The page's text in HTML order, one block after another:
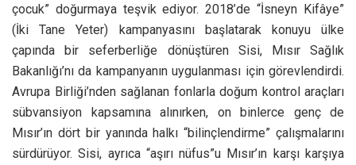
çocuk” doğurmaya teşvik ediyor. 2018’de “İsneyn Kifâye”
(İki Tane Yeter) kampanyasını başlatarak konuyu ülke
çapında bir seferberliğe dönüştüren Sisi, Mısır Sağlık
Bakanlığı’nı da kampanyanın uygulanması için görevlendirdi.
Avrupa Birliği’nden sağlanan fonlarla doğum kontrol araçları
sübvansiyon kapsamına alınırken, on binlerce genç de
Mısır’ın dört bir yanında halkı “bilinçlendirme” çalışmalarını
sürdürüyor. Sisi, ayrıca “aşırı nüfus”u Mısır’ın karşı karşıya